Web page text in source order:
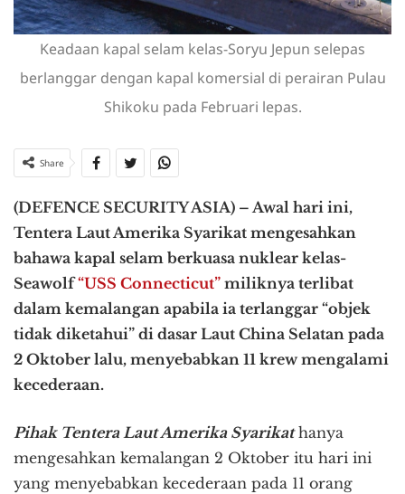
Keadaan kapal selam kelas-Soryu Jepun selepas
berlanggar dengan kapal komersial di perairan Pulau
Shikoku pada Februari lepas.
Share
(DEFENCE SECURITY ASIA) – Awal hari ini,
Tentera Laut Amerika Syarikat mengesahkan
bahawa kapal selam berkuasa nuklear kelas-
Seawolf“USS Connecticut” miliknya terlibat
dalam kemalangan apabila ia terlanggar “objek
tidak diketahui” di dasar Laut China Selatan pada
2 Oktober lalu, menyebabkan 11 krew mengalami
kecederaan.
Pihak Tentera Laut Amerika Syarikathanya
mengesahkan kemalangan 2 Oktober itu hari ini
yang menyebabkan kecederaan pada 11 orang